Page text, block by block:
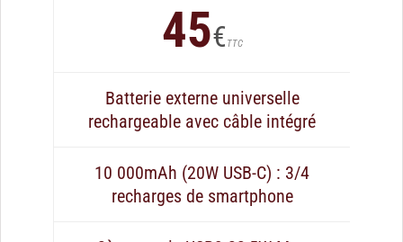
45€ TTC
Batterie externe universelle
rechargeable avec câble intégré
10 000mAh (20W USB-C) : 3/4
recharges de smartphone